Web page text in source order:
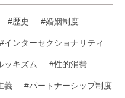
#歴史 #婚姻制度
#インターセクショナリティ
ッキズム #性的消費
義 #パートナーシップ制度